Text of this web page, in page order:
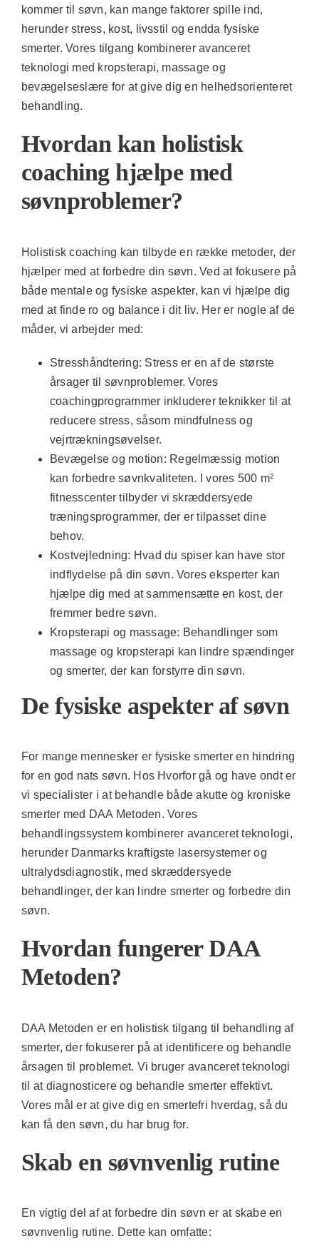
kommer til søvn, kan mange faktorer spille ind,
herunder stress, kost, livsstil og endda fysiske
smerter. Vores tilgang kombinerer avanceret
teknologi med kropsterapi, massage og
bevægelseslære for at give dig en helhedsorienteret
behandling.
Hvordan kan holistisk
coaching hjælpe med
søvnproblemer?
Holistisk coaching kan tilbyde en række metoder, der
hjælper med at forbedre din søvn. Ved at fokusere på
både mentale og fysiske aspekter, kan vi hjælpe dig
med at finde ro og balance i dit liv. Her er nogle af de
måder, vi arbejder med:
Stresshåndtering: Stress er en af de største
årsager til søvnproblemer. Vores
coachingprogrammer inkluderer teknikker til at
reducere stress, såsom mindfulness og
vejrtrækningsøvelser.
Bevægelse og motion: Regelmæssig motion
kan forbedre søvnkvaliteten. I vores 500 m²
fitnesscenter tilbyder vi skræddersyede
træningsprogrammer, der er tilpasset dine
behov.
Kostvejledning: Hvad du spiser kan have stor
indflydelse på din søvn. Vores eksperter kan
hjælpe dig med at sammensætte en kost, der
fremmer bedre søvn.
Kropsterapi og massage: Behandlinger som
massage og kropsterapi kan lindre spændinger
og smerter, der kan forstyrre din søvn.
De fysiske aspekter af søvn
For mange mennesker er fysiske smerter en hindring
for en god nats søvn. Hos Hvorfor gå og have ondt er
vi specialister i at behandle både akutte og kroniske
smerter med DAA Metoden. Vores
behandlingssystem kombinerer avanceret teknologi,
herunder Danmarks kraftigste lasersystemer og
ultralydsdiagnostik, med skræddersyede
behandlinger, der kan lindre smerter og forbedre din
søvn.
Hvordan fungerer DAA
Metoden?
DAA Metoden er en holistisk tilgang til behandling af
smerter, der fokuserer på at identificere og behandle
årsagen til problemet. Vi bruger avanceret teknologi
til at diagnosticere og behandle smerter effektivt.
Vores mål er at give dig en smertefri hverdag, så du
kan få den søvn, du har brug for.
Skab en søvnvenlig rutine
En vigtig del af at forbedre din søvn er at skabe en
søvnvenlig rutine. Dette kan omfatte: